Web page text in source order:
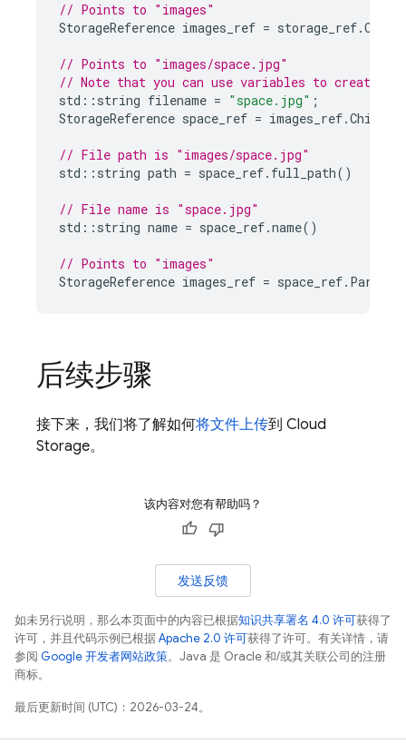
// Points to "images"
StorageReference images_ref = storage_ref.Child
// Points to "images/space.jpg"
// Note that you can use variables to create
std :: string filename = "space.jpg" ;
StorageReference space_ref = images_ref.Child
// File path is "images/space.jpg"
std :: string path = space_ref. full_path()
// File name is "space.jpg"
std :: string name = space_ref.name()
// Points to "images"
StorageReference images_ref = space_ref. Parent
后续步骤
接下来，我们将了解如何将文件上传到 Cloud
Storage。
该内容对您有帮助吗？
发送反馈
如未另行说明，那么本页面中的内容已根据知识共享署名 4.0 许可获得了
许可，并且代码示例已根据Apache 2.0 许可获得了许可。有关详情，请
参阅 Google 开发者网站政策。Java 是 Oracle 和/或其关联公司的注册
商标。
最后更新时间 (UTC)：2026-03-24。